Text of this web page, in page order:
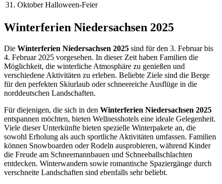
31. Oktober Halloween-Feier
Winterferien Niedersachsen 2025
Die Winterferien Niedersachsen 2025 sind für den 3. Februar bis
4. Februar 2025 vorgesehen. In dieser Zeit haben Familien die
Möglichkeit, die winterliche Atmosphäre zu genießen und
verschiedene Aktivitäten zu erleben. Beliebte Ziele sind die Berge
für den perfekten Skiurlaub oder schneereiche Ausflüge in die
norddeutschen Landschaften.
Für diejenigen, die sich in den Winterferien Niedersachsen 2025
entspannen möchten, bieten Wellnesshotels eine ideale Gelegenheit.
Viele dieser Unterkünfte bieten spezielle Winterpakete an, die
sowohl Erholung als auch sportliche Aktivitäten umfassen. Familien
können Snowboarden oder Rodeln ausprobieren, während Kinder
die Freude am Schneemannbauen und Schneeballschlachten
entdecken. Winterwandern sowie romantische Spaziergänge durch
verschneite Landschaften sind ebenfalls sehr beliebt.